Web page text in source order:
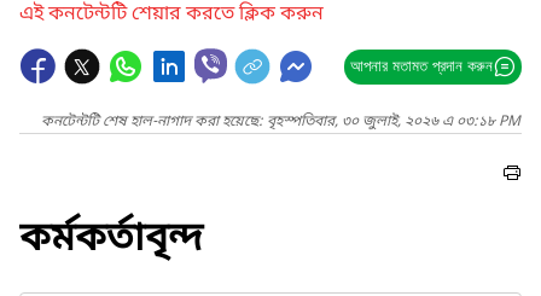
এই কনটেন্টটি শেয়ার করতে ক্লিক করুন
আপনার মতামত প্রদান করুন
কনটেন্টটি শেষ হাল-নাগাদ করা হয়েছে: বৃহস্পতিবার, ৩০ জুলাই, ২০২৬ এ ০৩:১৮ PM
কর্মকর্তাবৃন্দ